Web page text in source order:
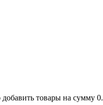
добавить товары на сумму 0.